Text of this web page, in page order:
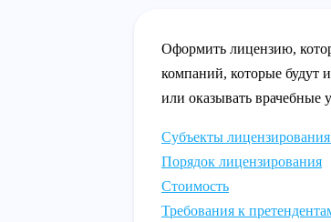
Оформить лицензию,
компаний, которые будут
или оказывать врачебные
Субъекты
Порядок лицензирования
Стоимость
Требования к